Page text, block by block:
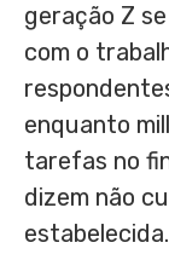
geração Z
com o
enquanto
tarefas no
dizem não